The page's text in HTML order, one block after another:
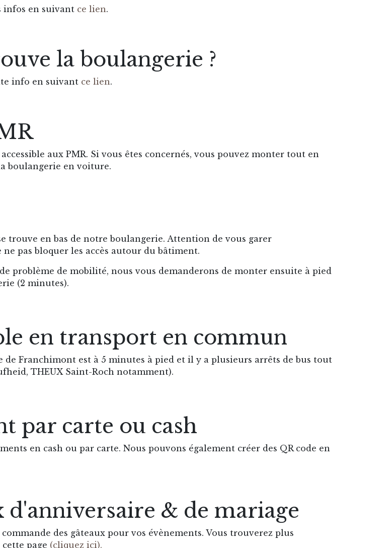
infos en suivant ce lien.
la boulangerie ?
info en suivant ce lien.
aux PMR. Si vous êtes concernés, vous pouvez monter tout en
boulangerie en voiture.
trouve en bas de notre boulangerie. Attention de vous garer
pas bloquer les accès autour du bâtiment.
problème de mobilité, nous vous demanderons de monter ensuite à pied
(2 minutes).
en transport en commun
de Franchimont est à 5 minutes à pied et il y a plusieurs arrêts de bus tout
THEUX Saint-Roch notamment).
par carte ou cash
en cash ou par carte. Nous pouvons également créer des QR code en
d'anniversaire & de mariage
des gâteaux pour vos évènements. Vous trouverez plus
page (cliquez ici).